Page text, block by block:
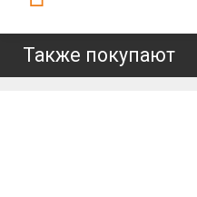
Также покупают